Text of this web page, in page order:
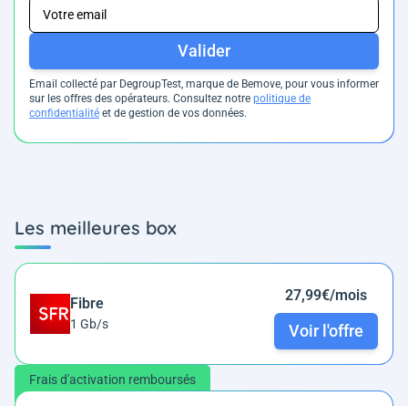
Valider
Email collecté par DegroupTest, marque de Bemove, pour vous informer
sur les offres des opérateurs. Consultez notre politique de
confidentialité et de gestion de vos données.
Les meilleures box
Fibre
1 Gb/s
27,99€/mois
Voir l'offre
Frais d'activation remboursés